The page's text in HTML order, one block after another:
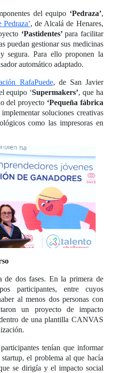
del equipo ‘Pedraza’,
, de Alcalá de Henares,
‘Pastidentes’para facilitar
puedan gestionar sus medicinas
segura. Para ello proponen la
automático adaptado.
RafaPuede, de San Javier
equipo ‘Supermakers’, que ha
del proyecto ‘Pequeña fábrica
soluciones creativas
como las impresoras en
de dos fases. En la primera de
participantes, entre cuyos
al menos dos personas con
un proyecto de impacto
de una plantilla CANVAS
tenían que informar
el problema al que hacía
se dirigía y el impacto social